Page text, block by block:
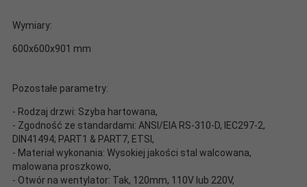
Wymiary:
600x600x901 mm
Pozostałe parametry:
- Rodzaj drzwi: Szyba hartowana,
- Zgodność ze standardami: ANSI/EIA RS-310-D, IEC297-2,
DIN41494; PART1 & PART7, ETSI,
- Materiał wykonania: Wysokiej jakości stal walcowana,
malowana proszkowo,
- Otwór na wentylator: Tak, 120mm, 110V lub 220V,